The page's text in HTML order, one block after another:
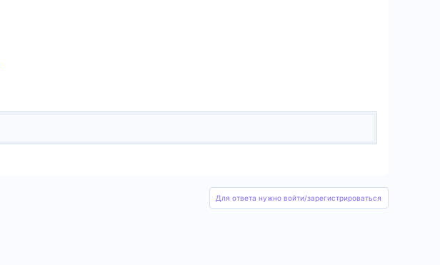
Для ответа нужно войти/зарегистрироваться